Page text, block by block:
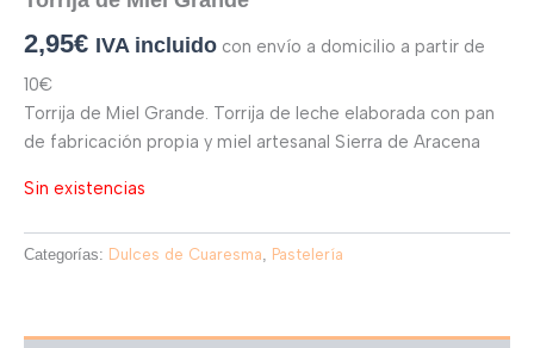
2,95€ IVA incluido con envío a domicilio a partir de
10€
Torrija de Miel Grande. Torrija de leche elaborada con pan
de fabricación propia y miel artesanal Sierra de Aracena
Sin existencias
Categorías: Dulces de Cuaresma Pastelería